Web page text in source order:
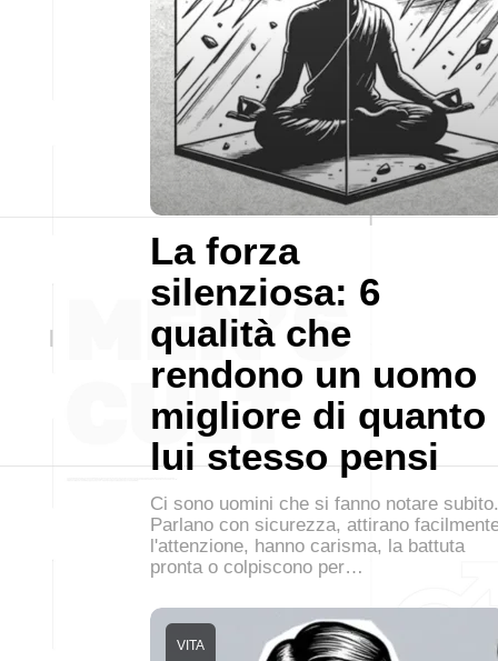
La forza
silenziosa: 6
qualità che
rendono un uomo
migliore di quanto
lui stesso pensi
Ci sono uomini che si fanno notare subito.
Parlano con sicurezza, attirano
l'attenzione, hanno carisma, la battuta
pronta o colpiscono per…
VITA